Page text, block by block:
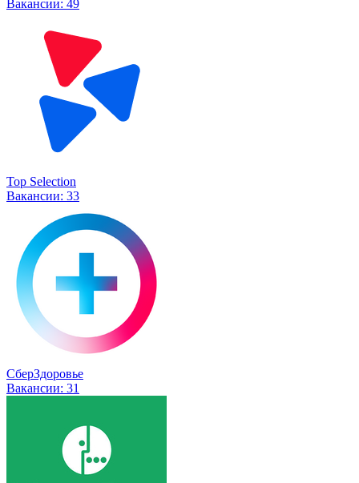
Вакансии: 49
Top Selection
Вакансии: 33
СберЗдоровье
Вакансии: 31